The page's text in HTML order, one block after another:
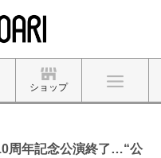
ショップ
周年記念公演終了…“公